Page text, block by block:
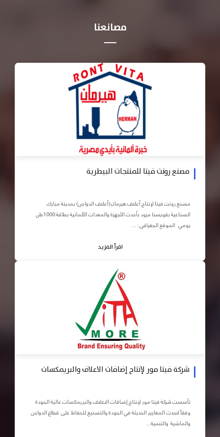
مصانعنا
مصنع رونت فيتا للمنتجات البيطرية
مصنع رونت فيتا لإنتاج أعلاف هيرمان (أعلاف الدواجن) بمدينة مبارك
الصناعية بقويسنا مزود بأحدث الأجهزة والمعدات الآلمانية بطاقة 1000طن
يومي الموقع الجغرافى : ...
اقرأ المزيد
شركة فيتا مور لإنتاج إضافات الاعلاف والبريمكسات
تأسست شركة فيتا مور لإنتاج إضافات الاعلاف والبريمكسات عالية الجودة
وفقاً لاحدث المعايير الحديثة في الجودة والتصنيع للحفاظ على قطاع الدواجن
والماشية والتنمية...